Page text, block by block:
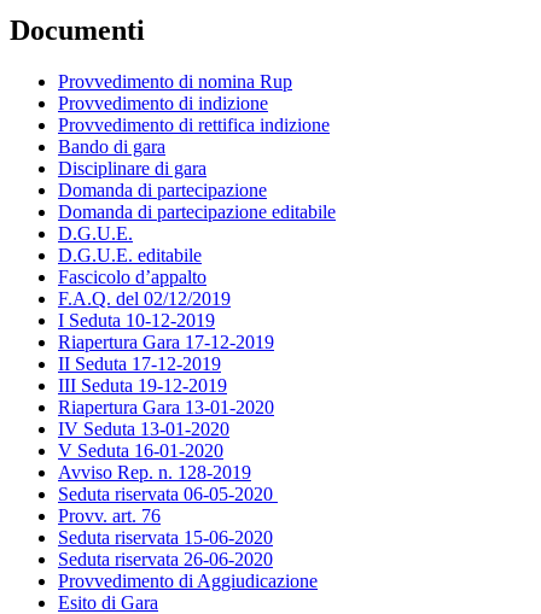
Documenti
Provvedimento di nomina Rup
Provvedimento di indizione
Provvedimento di rettifica indizione
Bando di gara
Disciplinare di gara
Domanda di partecipazione
Domanda di partecipazione editabile
D.G.U.E.
D.G.U.E. editabile
Fascicolo d’appalto
F.A.Q. del 02/12/2019
I Seduta 10-12-2019
Riapertura Gara 17-12-2019
II Seduta 17-12-2019
III Seduta 19-12-2019
Riapertura Gara 13-01-2020
IV Seduta 13-01-2020
V Seduta 16-01-2020
Avviso Rep. n. 128-2019
Seduta riservata 06-05-2020
Provv. art. 76
Seduta riservata 15-06-2020
Seduta riservata 26-06-2020
Provvedimento di Aggiudicazione
Esito di Gara